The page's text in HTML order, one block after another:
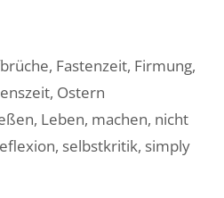
, Fastenzeit, Firmung,
, Ostern
, Leben, machen, nicht
, selbstkritik, simply